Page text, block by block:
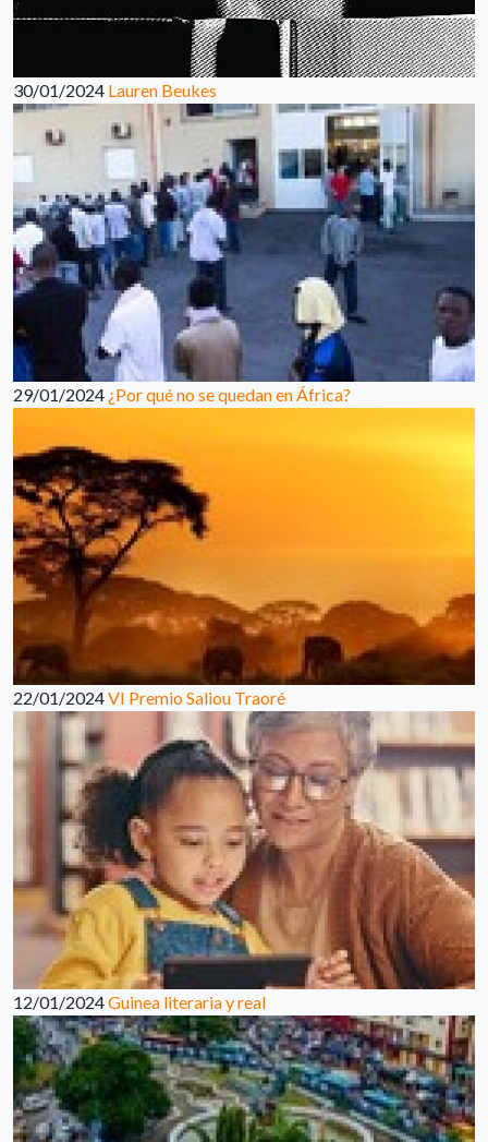
30/01/2024 Lauren Beukes
29/01/2024 ¿Por qué no se quedan en África?
22/01/2024VI Premio Saliou Traoré
12/01/2024Guinea literaria y real